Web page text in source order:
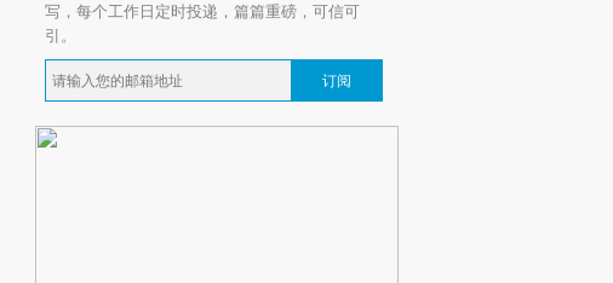
写，每个工作日定时投递，篇篇重磅，可信可
引。
订阅